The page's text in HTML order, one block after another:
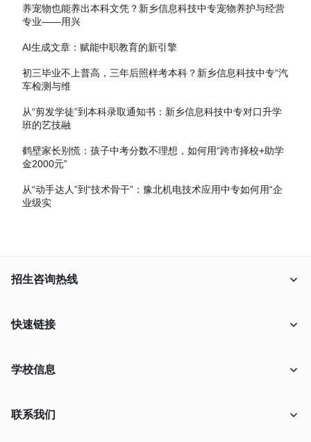
养宠物也能养出本科文凭？新乡信息科技中专宠物养护与经营
专业——用兴
AI生成文章：赋能中职教育的新引擎
初三毕业不上普高，三年后照样考本科？新乡信息科技中专“汽
车检测与维
从“剪发学徒”到本科录取通知书：新乡信息科技中专对口升学
班的艺技融
鹤壁家长别慌：孩子中考分数不理想，如何用“跨市择校+助学
金2000元”
从“动手达人”到“技术骨干”：豫北机电技术应用中专如何用“企
业级实
招生咨询热线
18638009556
快速链接
学校信息
联系我们